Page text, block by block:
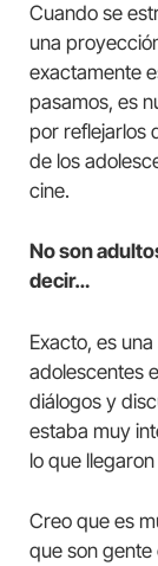
Cuando se
una
exactamente
pasamos, es
por reflejarlos
de los
cine.
No son
decir…
Exacto, es
adolescentes
diálogos y
estaba muy
lo que
Creo que es
que son